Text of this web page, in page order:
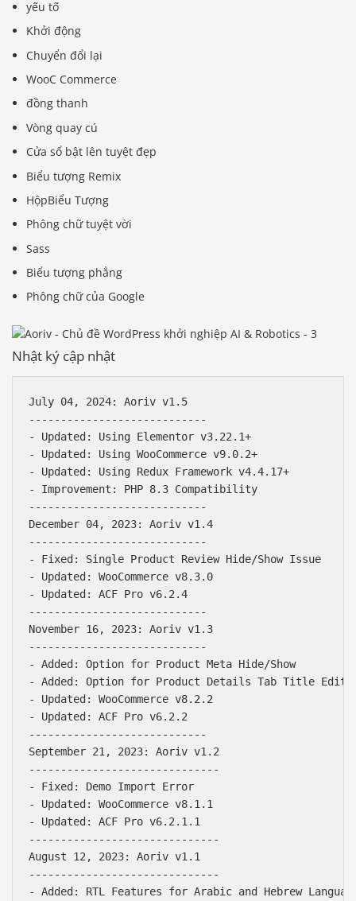
yếu tố
Khởi động
Chuyển đổi lại
WooC Commerce
đồng thanh
Vòng quay cú
Cửa sổ bật lên tuyệt đẹp
Biểu tượng Remix
HộpBiểu Tượng
Phông chữ tuyệt vời
Sass
Biểu tượng phẳng
Phông chữ của Google
Nhật ký cập nhật
July 04, 2024: Aoriv v1.5
----------------------------
- Updated: Using Elementor v3.22.1+
- Updated: Using WooCommerce v9.0.2+
- Updated: Using Redux Framework v4.4.17+
- Improvement: PHP 8.3 Compatibility
----------------------------
December 04, 2023: Aoriv v1.4
----------------------------
- Fixed: Single Product Review Hide/Show Issue
- Updated: WooCommerce v8.3.0
- Updated: ACF Pro v6.2.4
----------------------------
November 16, 2023: Aoriv v1.3
----------------------------
- Added: Option for Product Meta Hide/Show
- Added: Option for Product Details Tab Title Edit
- Updated: WooCommerce v8.2.2
- Updated: ACF Pro v6.2.2
----------------------------
September 21, 2023: Aoriv v1.2
------------------------------
- Fixed: Demo Import Error
- Updated: WooCommerce v8.1.1
- Updated: ACF Pro v6.2.1.1
------------------------------
August 12, 2023: Aoriv v1.1
------------------------------
- Added: RTL Features for Arabic and Hebrew